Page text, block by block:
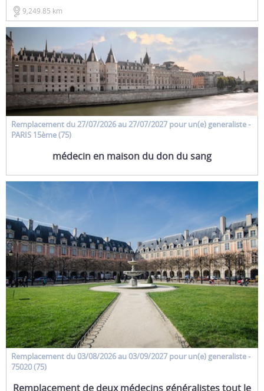
9,249.85 km
Remplacement du 27/07/2026 au 27/07/2027 pour un(e) generaliste-
PARIS 15ème (75)
médecin en maison du don du sang
Remplacement du 03/08/2026 au 03/09/2027 pour un(e) generaliste-
75020 (75)
Remplacement de deux médecins généralistes tout le